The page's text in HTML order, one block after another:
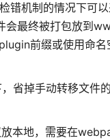
错机制的情况下可
会最终被打包放到
前缀或使用命名
省掉手动转移文件
本地，需要在